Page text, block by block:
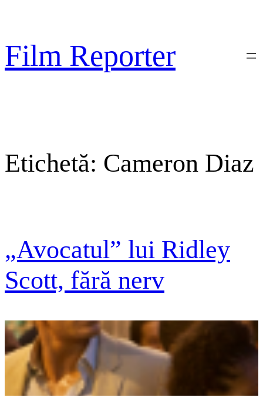
conținut
Film Reporter
Etichetă: Cameron Diaz
„Avocatul” lui Ridley
Scott, fără nerv